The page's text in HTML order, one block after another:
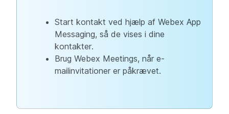
Start kontakt ved hjælp af Webex App
Messaging, så de vises i dine
kontakter.
Brug Webex Meetings, når e-
mailinvitationer er påkrævet.